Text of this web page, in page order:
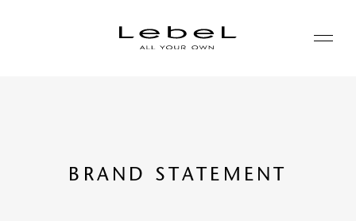
ヒストリー
BRAND STATEMENT